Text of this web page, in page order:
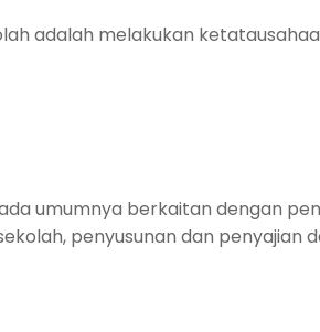
adalah melakukan
umumnya berkaitan dengan
penyusunan dan